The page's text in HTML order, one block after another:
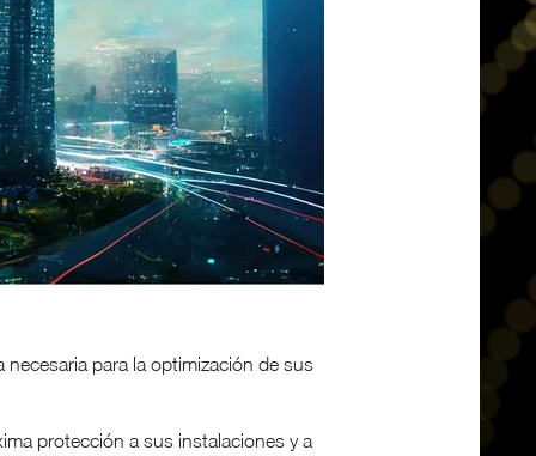
para la optimización de sus
protección a sus instalaciones y a